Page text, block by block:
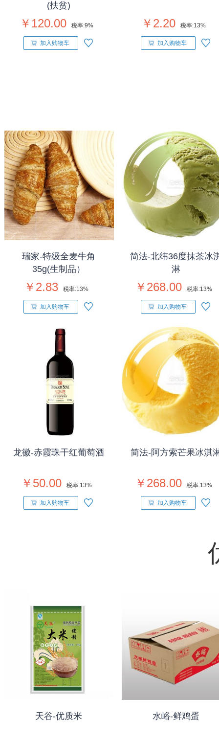
(扶贫)
￥120.00 税率:9%
加入购物车
￥2.20 税率:13%
加入购物车
瑞家-特级全麦牛角
35g(生制品）
￥2.83 税率:13%
加入购物车
简法-北纬36度抹茶冰
淋
￥268.00 税率:13%
加入购物车
龙徽-赤霞珠干红葡萄酒
￥50.00 税率:13%
加入购物车
简法-阿方索芒果冰淇
￥268.00 税率:13%
加入购物车
天谷-优质米 水峪-鲜鸡蛋